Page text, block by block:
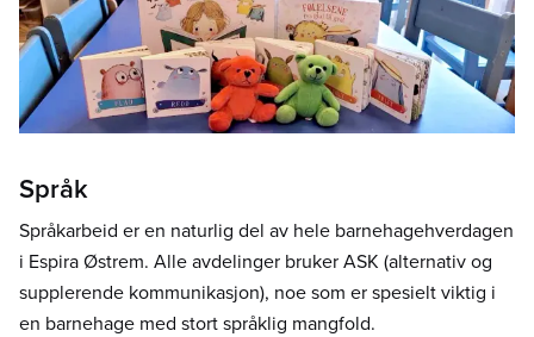
Språk
Språkarbeid er en naturlig del av hele barnehagehverdagen
i Espira Østrem. Alle avdelinger bruker ASK (alternativ og
supplerende kommunikasjon), noe som er spesielt viktig i
en barnehage med stort språklig mangfold.